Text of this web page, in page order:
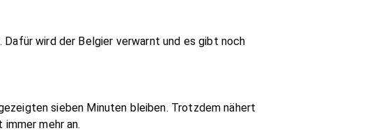
wird der Belgier verwarnt und es gibt noch
sieben Minuten bleiben. Trotzdem nähert
mehr an.